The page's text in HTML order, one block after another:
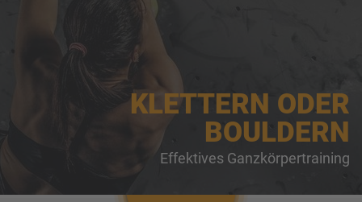
KLETTERN ODER
BOULDERN
Effektives Ganzkörpertraining